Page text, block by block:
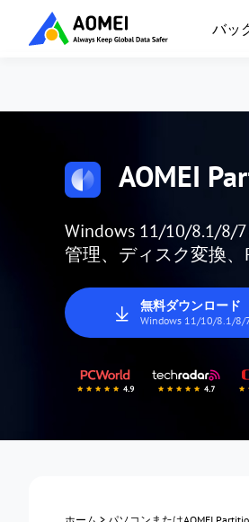
バッ
AOMEI
Windows 11/10/8.1/8/
管理、ディスク変換、
無料ダウンロード
Windows 11/10/8.1/8/